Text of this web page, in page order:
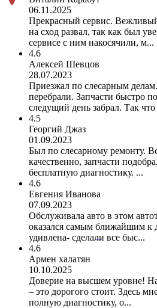
06.11.2025
Прекрасный сервис.
на сход развал, так как был
сервисе с ним накосячили, м...
4.6
Алексей Шевцов
28.07.2023
Приезжал по слесарным
перебрали. Запчасти быстро
следущий день забрал. Так что
4.5
Георгий Джаз
01.09.2023
Был по слесарному ремонту.
качественно, запчасти
бесплатную диагностику. ...
4.6
Евгения Иванова
07.09.2023
Обслуживала авто в этом
оказался самым ближайшим к
удивлена- сделали все быс...
4.6
Армен халатян
10.10.2025
Доверие на высшем уровне!
– это дорогого стоит. Здесь
полную диагностику, о...